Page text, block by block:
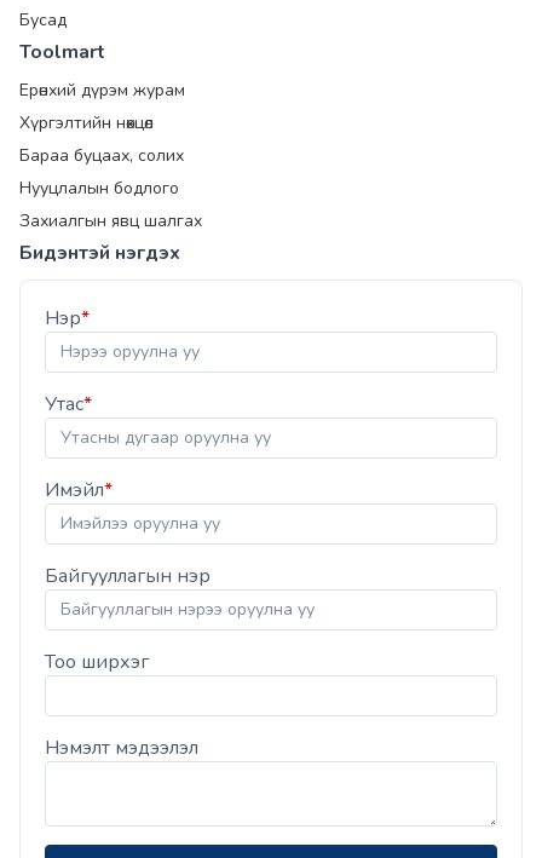
Бусад
Toolmart
Ерөнхий дүрэм журам
Хүргэлтийн нөхцөл
Бараа буцаах, солих
Нууцлалын бодлого
Захиалгын явц шалгах
Бидэнтэй нэгдэх
Нэр*
Утас*
Имэйл*
Байгууллагын нэр
Тоо ширхэг
Нэмэлт мэдээлэл